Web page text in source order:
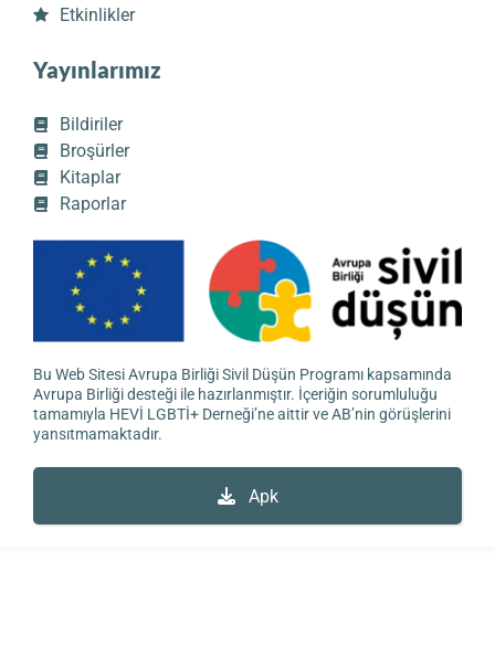
Etkinlikler
Yayınlarımız
Bildiriler
Broşürler
Kitaplar
Raporlar
Bu Web Sitesi Avrupa Birliği Sivil Düşün Programı kapsamında
Avrupa Birliği desteği ile hazırlanmıştır. İçeriğin sorumluluğu
tamamıyla HEVİ LGBTİ+ Derneği’ne aittir ve AB’nin görüşlerini
yansıtmamaktadır.
Apk